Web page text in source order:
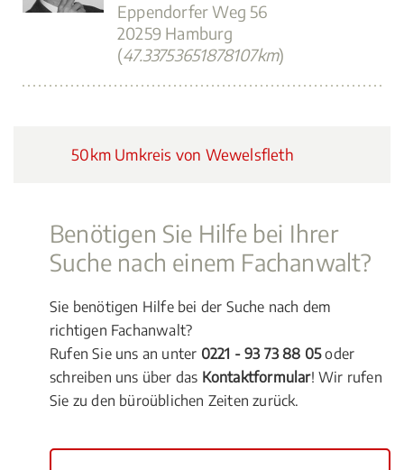
Eppendorfer Weg 56
20259 Hamburg
(47.33753651878107km)
50km Umkreis von Wewelsfleth
Benötigen Sie Hilfe bei Ihrer
Suche nach einem Fachanwalt?
Sie benötigen Hilfe bei der Suche nach dem
richtigen Fachanwalt?
Rufen Sie uns an unter 0221 - 93 73 88 05oder
schreiben uns über das Kontaktformular! Wir rufen
Sie zu den büroüblichen Zeiten zurück.